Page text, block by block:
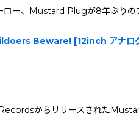
ロー、Mustard Plugが8年ぶり
Beware! [12inch アナログ
からリリースされた